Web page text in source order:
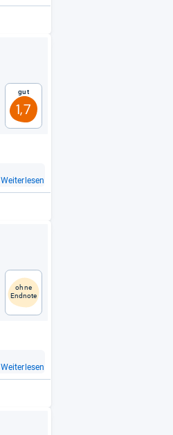
Gut
1,7
Weiterlesen
ohne
Endnote
Weiterlesen